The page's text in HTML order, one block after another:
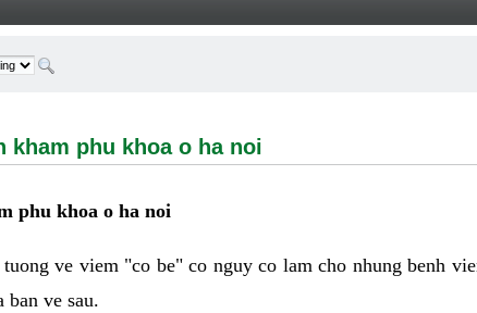
phu khoa o ha noi - Welcome
kham phu khoa o ha noi
phu khoa o ha noi
ve viem "co be" co nguy co lam cho nhung benh
ban ve sau.